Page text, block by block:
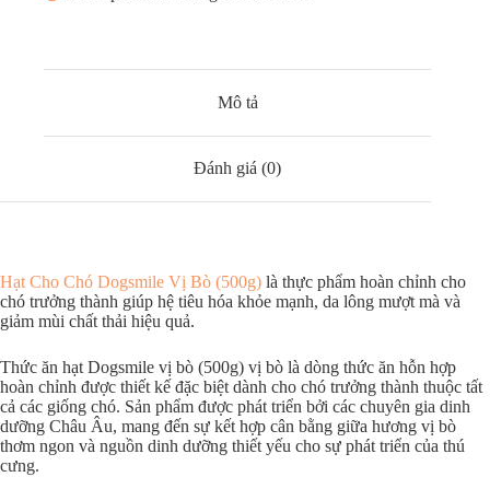
Mô tả
Đánh giá (0)
Hạt Cho Chó Dogsmile Vị Bò (500g) là thực phẩm hoàn chỉnh cho
chó trưởng thành giúp hệ tiêu hóa khỏe mạnh, da lông mượt mà và
giảm mùi chất thải hiệu quả.
Thức ăn hạt Dogsmile vị bò (500g) vị bò là dòng thức ăn hỗn hợp
hoàn chỉnh được thiết kế đặc biệt dành cho chó trưởng thành thuộc tất
cả các giống chó. Sản phẩm được phát triển bởi các chuyên gia dinh
dưỡng Châu Âu, mang đến sự kết hợp cân bằng giữa hương vị bò
thơm ngon và nguồn dinh dưỡng thiết yếu cho sự phát triển của thú
cưng.